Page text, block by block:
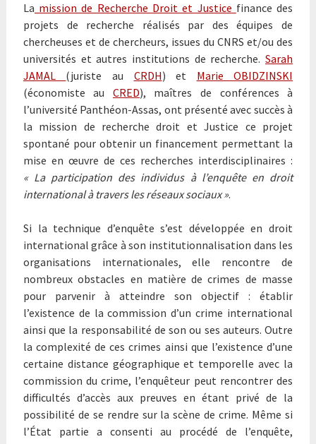
La mission de Recherche Droit et Justice finance des
projets de recherche réalisés par des équipes de
chercheuses et de chercheurs, issues du CNRS et/ou des
universités et autres institutions de recherche.Sarah
JAMAL (juriste au CRDH) et Marie OBIDZINSKI
(économiste au CRED), maîtres de conférences à
l’université Panthéon-Assas, ont présenté avec succès à
la mission de recherche droit et Justice ce projet
spontané pour obtenir un financement permettant la
mise en œuvre de ces recherches interdisciplinaires :
« La participation des individus à l’enquête en droit
international à travers les réseaux sociaux ».
Si la technique d’enquête s’est développée en droit
international grâce à son institutionnalisation dans les
organisations internationales, elle rencontre de
nombreux obstacles en matière de crimes de masse
pour parvenir à atteindre son objectif : établir
l’existence de la commission d’un crime international
ainsi que la responsabilité de son ou ses auteurs. Outre
la complexité de ces crimes ainsi que l’existence d’une
certaine distance géographique et temporelle avec la
commission du crime, l’enquêteur peut rencontrer des
difficultés d’accès aux preuves en étant privé de la
possibilité de se rendre sur la scène de crime. Même si
l’État partie a consenti au procédé de l’enquête,